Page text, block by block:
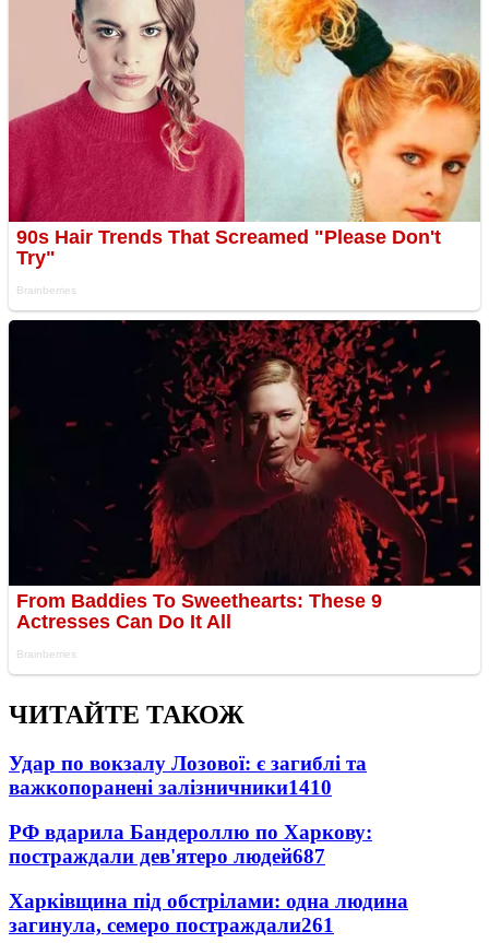
ЧИТАЙТЕ ТАКОЖ
Удар по вокзалу Лозової: є загиблі та
важкопоранені залізничники1410
РФ вдарила Бандероллю по Харкову:
постраждали дев'ятеро людей687
Харківщина під обстрілами: одна людина
загинула, семеро постраждали261